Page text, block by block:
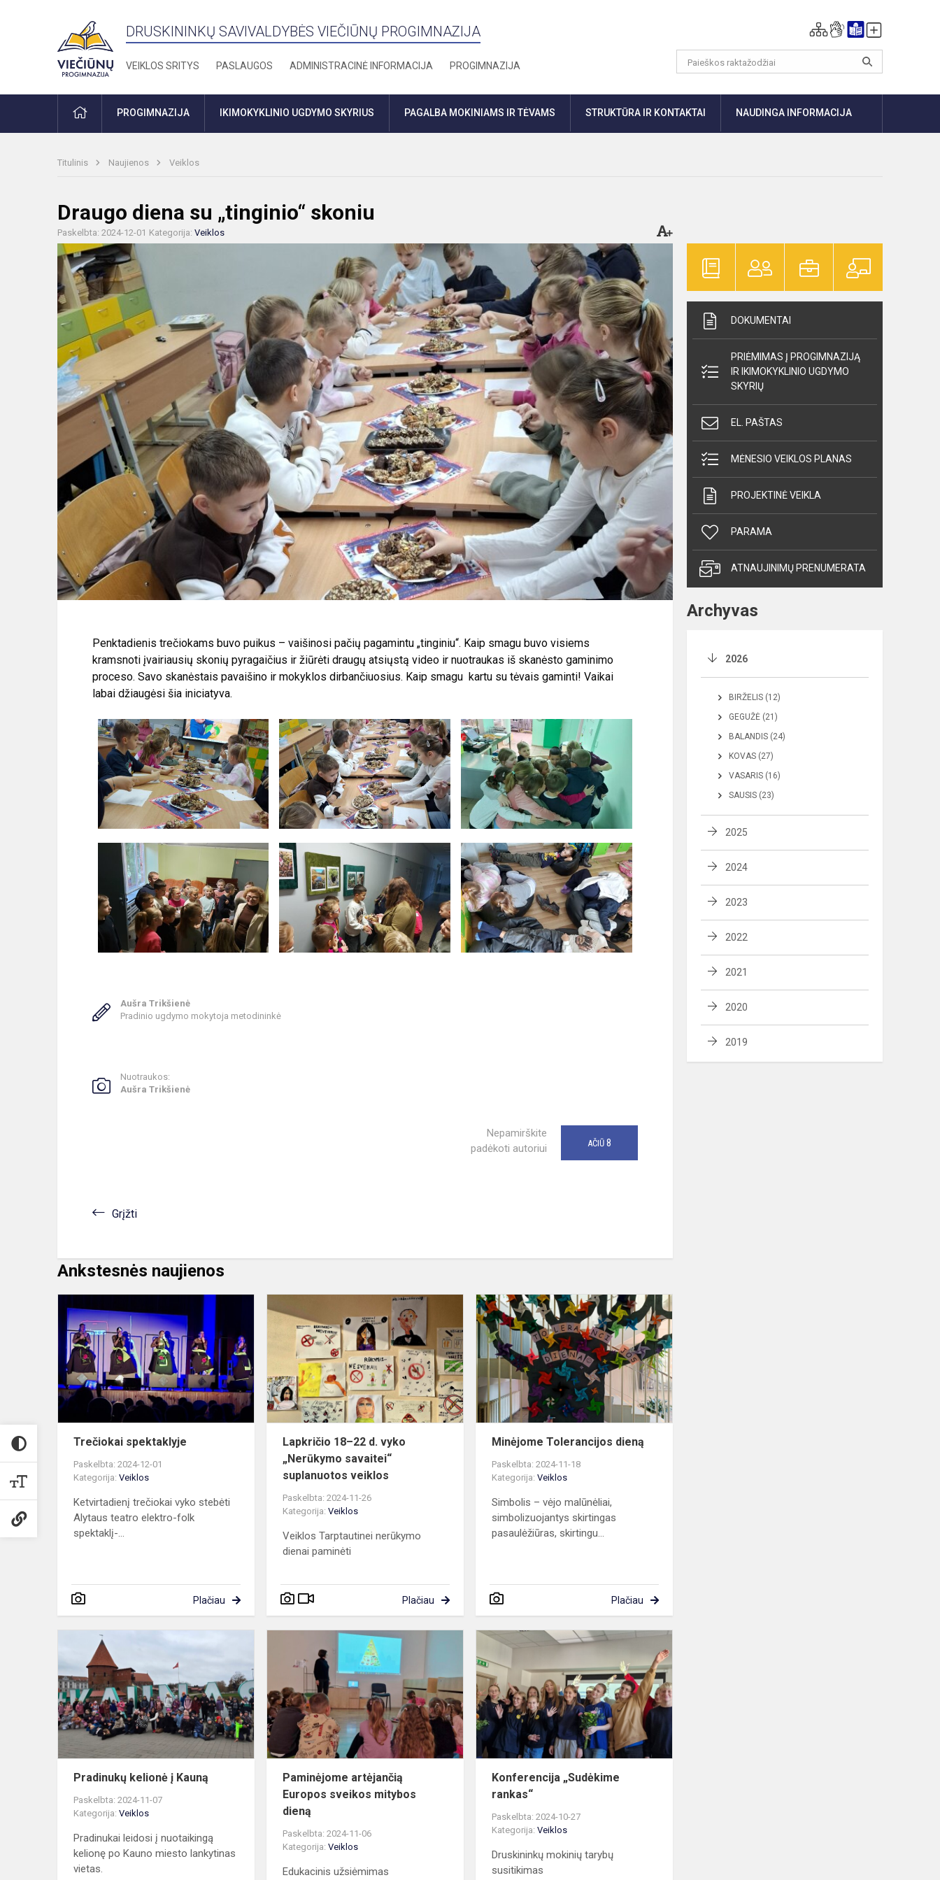
DRUSKININKŲ SAVIVALDYBĖS VIEČIŪNŲ PROGIMNAZIJA
VEIKLOS SRITYS PASLAUGOS ADMINISTRACINĖ INFORMACIJA PROGIMNAZIJA
PRADŽIAPROGIMNAZIJA IKIMOKYKLINIO UGDYMO SKYRIUS PAGALBA MOKINIAMS IR TĖVAMS STRUKTŪRA IR KONTAKTAI NAUDINGA INFORMACIJA
Titulinis Naujienos Veiklos
Draugo diena su „tinginio“ skoniu
Paskelbta: 2024-12-01 Kategorija: Veiklos
Penktadienis trečiokams buvo puikus – vaišinosi pačių pagamintu „tinginiu“. Kaip smagu buvo visiems
kramsnoti įvairiausių skonių pyragaičius ir žiūrėti draugų atsiųstą video ir nuotraukas iš skanėsto gaminimo
proceso. Savo skanėstais pavaišino ir mokyklos dirbančiuosius. Kaip smagu kartu su tėvais gaminti! Vaikai
labai džiaugėsi šia iniciatyva.
Aušra Trikšienė
Pradinio ugdymo mokytoja metodininkė
Nuotraukos:
Aušra Trikšienė
Nepamirškite
padėkoti autoriui
AČIŪ 8
Grįžti
Ankstesnės naujienos
spektaklyje
Trečiokai spektaklyje
Paskelbta: 2024-12-01
Kategorija: Veiklos
Ketvirtadienį trečiokai vyko stebėti
Alytaus teatro elektro-folk
spektaklį-...
Plačiau
Lapkričio
18–
22
d.
vyko
„Nerūkymo
savaitei“
suplanuotos
Lapkričio 18–22 d. vyko
„Nerūkymo savaitei“
suplanuotos veiklos
Paskelbta: 2024-11-26
Kategorija:Veiklos
Veiklos Tarptautinei nerūkymo
dienai paminėti
Plačiau
Tolerancijos
dieną
Minėjome Tolerancijos dieną
Paskelbta: 2024-11-18
Kategorija:Veiklos
Simbolis – vėjo malūnėliai,
simbolizuojantys skirtingas
pasaulėžiūras, skirtingu...
Plačiau
į
Kauną
Pradinukų kelionė į Kauną
Paskelbta: 2024-11-07
Kategorija: Veiklos
Pradinukai leidosi į nuotaikingą
kelionę po Kauno miesto lankytinas
vietas.
Paminėjome
artėjančią
Europos
sveikos
mitybos
dieną
Paminėjome artėjančią
Europos sveikos mitybos
dieną
Paskelbta: 2024-11-06
Kategorija:Veiklos
Edukacinis užsiėmimas
rankas“
Konferencija „Sudėkime
rankas“
Paskelbta: 2024-10-27
Kategorija:Veiklos
Druskininkų mokinių tarybų
susitikimas
DOKUMENTAI
PRIĖMIMAS Į PROGIMNAZIJĄ
IR IKIMOKYKLINIO UGDYMO
SKYRIŲ
EL. PAŠTAS
MĖNESIO VEIKLOS PLANAS
PROJEKTINĖ VEIKLA
PARAMA
ATNAUJINIMŲ PRENUMERATA
Archyvas
2026
BIRŽELIS (12)
GEGUŽĖ (21)
BALANDIS (24)
KOVAS (27)
VASARIS (16)
SAUSIS (23)
2025
2024
2023
2022
2021
2020
2019